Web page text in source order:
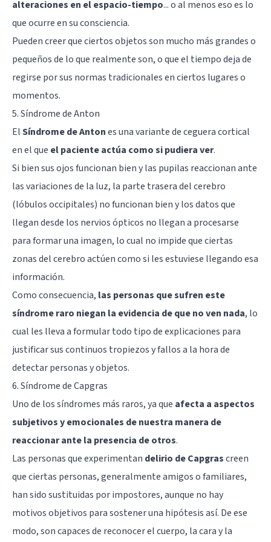
alteraciones en el espacio-tiempo... o al menos eso es lo
que ocurre en su consciencia.
Pueden creer que ciertos objetos son mucho más grandes o
pequeños de lo que realmente son, o que el tiempo deja de
regirse por sus normas tradicionales en ciertos lugares o
momentos.
5. Síndrome de Anton
ElSíndrome de Antones una variante de ceguera cortical
en el que el paciente actúa como si pudiera ver.
Si bien sus ojos funcionan bien y las pupilas reaccionan ante
las variaciones de la luz, la parte trasera del cerebro
(lóbulos occipitales) no funcionan bien y los datos que
llegan desde los nervios ópticos no llegan a procesarse
para formar una imagen, lo cual no impide que ciertas
zonas del cerebro actúen como si les estuviese llegando esa
información.
Como consecuencia, las personas que sufren este
síndrome raro niegan la evidencia de que no ven nada, lo
cual les lleva a formular todo tipo de explicaciones para
justificar sus continuos tropiezos y fallos a la hora de
detectar personas y objetos.
6. Síndrome de Capgras
Uno de los síndromes más raros, ya que afecta a aspectos
subjetivos y emocionales de nuestra manera de
reaccionar ante la presencia de otros.
Las personas que experimentan delirio de Capgrascreen
que ciertas personas, generalmente amigos o familiares,
han sido sustituidas por impostores, aunque no hay
motivos objetivos para sostener una hipótesis así. De ese
modo, son capaces de reconocer el cuerpo, la cara y la